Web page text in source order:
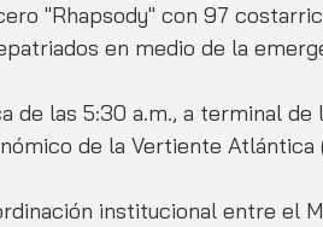
"Rhapsody" con 97
en medio de la
de las 5:30 a.m., a terminal
de la Vertiente Atlántica
institucional entre el